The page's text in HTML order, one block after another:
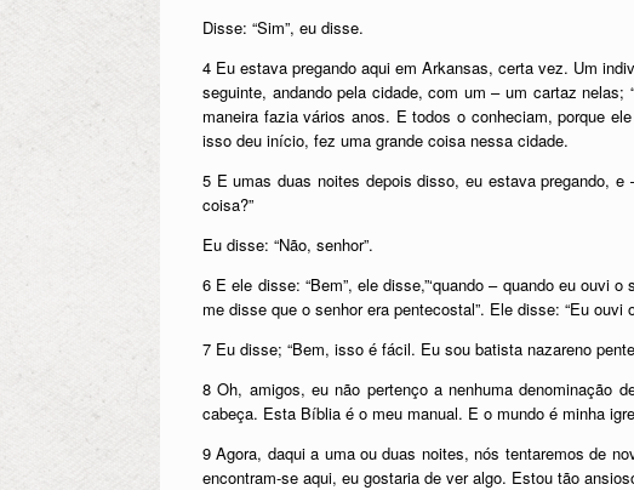
Disse: “Sim”, eu disse.
4 Eu estava pregando aqui em Arkansas, certa vez. Um
seguinte, andando pela cidade, com um – um cartaz
maneira fazia vários anos. E todos o conheciam, porque
isso deu início, fez uma grande coisa nessa cidade.
5 E umas duas noites depois disso, eu estava pregando,
coisa?”
Eu disse: “Não, senhor”.
6 E ele disse: “Bem”, ele disse,”‘quando – quando eu ouvi
me disse que o senhor era pentecostal”. Ele disse: “Eu
7 Eu disse; “Bem, isso é fácil. Eu sou batista nazareno
8 Oh, amigos, eu não pertenço a nenhuma denominação
cabeça. Esta Bíblia é o meu manual. E o mundo é minha
9 Agora, daqui a uma ou duas noites, nós tentaremos de
encontram-se aqui, eu gostaria de ver algo. Estou tão